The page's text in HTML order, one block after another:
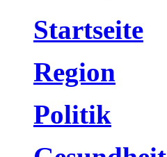
Startseite
Region
Politik